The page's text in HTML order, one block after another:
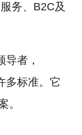
务、B2C及
导者，
多标准。它
。